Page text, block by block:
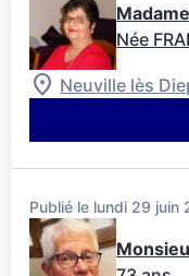
Née
Neuville lès
Publié le lundi 29 juin